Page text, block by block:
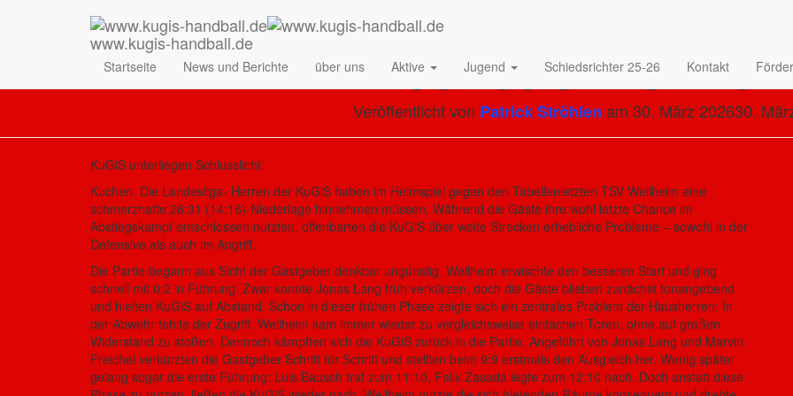
www.kugis-handball.de
Startseite News und Berichte über uns Aktive Jugend Schiedsrichter 25-26 Kontakt
M1 SG KuGiS – TSV
Veröffentlicht von Patrick Ströhlen am 30. März 202630.
KuGiS unterliegen Schlusslicht
Kuchen. Die Landesliga- Herren der KuGiS haben im Heimspiel gegen den Tabellenletzten TSV Weilheim eine
schmerzhafte 26:31 (14:16)-Niederlage hinnehmen müssen. Während die Gäste ihre wohl letzte Chance im
Abstiegskampf entschlossen nutzten, offenbarten die KuGiS über weite Strecken erhebliche Probleme – sowohl in der
Defensive als auch im Angriff.
Die Partie begann aus Sicht der Gastgeber denkbar ungünstig. Weilheim erwischte den besseren Start und ging
schnell mit 0:2 in Führung. Zwar konnte Jonas Lang früh verkürzen, doch die Gäste blieben zunächst tonangebend
und hielten KuGiS auf Abstand. Schon in dieser frühen Phase zeigte sich ein zentrales Problem der Hausherren: In
der Abwehr fehlte der Zugriff. Weilheim kam immer wieder zu vergleichsweise einfachen Toren, ohne auf großen
Widerstand zu stoßen. Dennoch kämpften sich die KuGiS zurück in die Partie. Angeführt von Jonas Lang und Marvin
Freichel verkürzten die Gastgeber Schritt für Schritt und stellten beim 9:9 erstmals den Ausgleich her. Wenig später
gelang sogar die erste Führung: Luis Bausch traf zum 11:10, Felix Zasada legte zum 12:10 nach. Doch anstatt diese